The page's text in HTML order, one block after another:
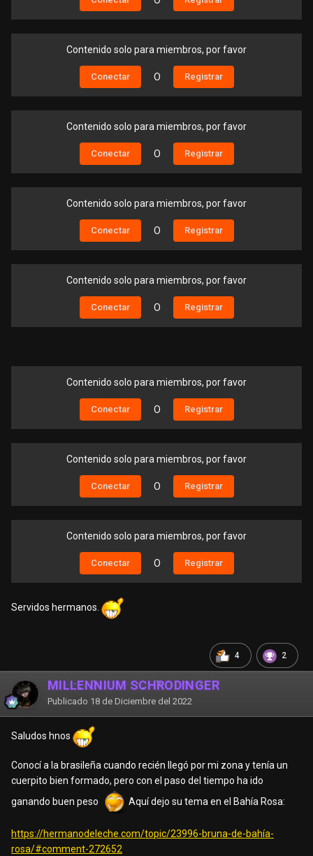
Contenido solo para miembros, por favor
Conectar O Registrar
Contenido solo para miembros, por favor
Conectar O Registrar
Contenido solo para miembros, por favor
Conectar O Registrar
Contenido solo para miembros, por favor
Conectar O Registrar
Contenido solo para miembros, por favor
Conectar O Registrar
Contenido solo para miembros, por favor
Conectar O Registrar
Contenido solo para miembros, por favor
Conectar O Registrar
Servidos hermanos.
4 2
MILLENNIUM SCHRÖDINGER
Publicado 18 de Diciembre del 2022
Saludos hnos
Conocí a la brasileña cuando recién llegó por mi zona y tenía un
cuerpito bien formado, pero con el paso del tiempo ha ido
ganando buen peso
Aquí dejo su tema en el Bahía Rosa:
https://hermanodeleche.com/topic/23996-bruna-de-bahía-
rosa/#comment-272652